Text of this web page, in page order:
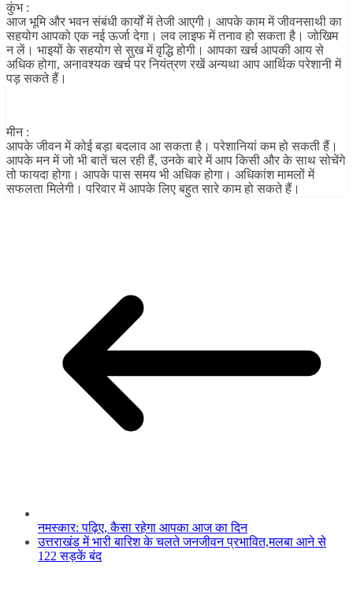
कुंभ :
आज भूमि और भवन संबंधी कार्यों में तेजी आएगी। आपके काम में जीवनसाथी का
सहयोग आपको एक नई ऊर्जा देगा। लव लाइफ में तनाव हो सकता है। जोखिम
न लें। भाइयों के सहयोग से सुख में वृद्धि होगी। आपका खर्च आपकी आय से
अधिक होगा, अनावश्यक खर्च पर नियंत्रण रखें अन्यथा आप आर्थिक परेशानी में
पड़ सकते हैं।
मीन :
आपके जीवन में कोई बड़ा बदलाव आ सकता है। परेशानियां कम हो सकती हैं।
आपके मन में जो भी बातें चल रही हैं, उनके बारे में आप किसी और के साथ सोचेंगे
तो फायदा होगा। आपके पास समय भी अधिक होगा। अधिकांश मामलों में
सफलता मिलेगी। परिवार में आपके लिए बहुत सारे काम हो सकते हैं।
नमस्कार: पढ़िए, कैसा रहेगा आपका आज का दिन
उत्तराखंड में भारी बारिश के चलते जनजीवन प्रभावित,मलबा आने से
122 सड़कें बंद